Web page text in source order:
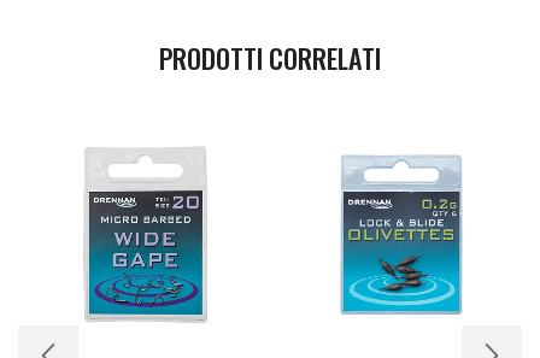
PRODOTTI CORRELATI